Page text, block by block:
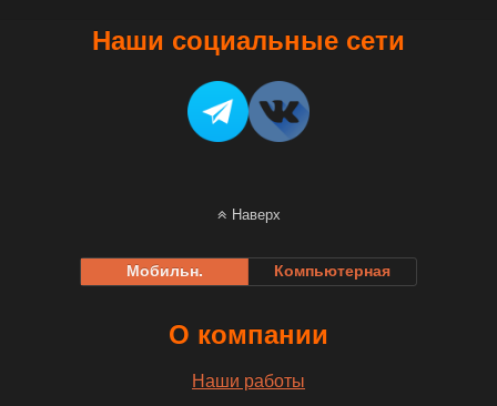
Наши социальные сети
Наверх
Мобильн. Компьютерная
О компании
Наши работы